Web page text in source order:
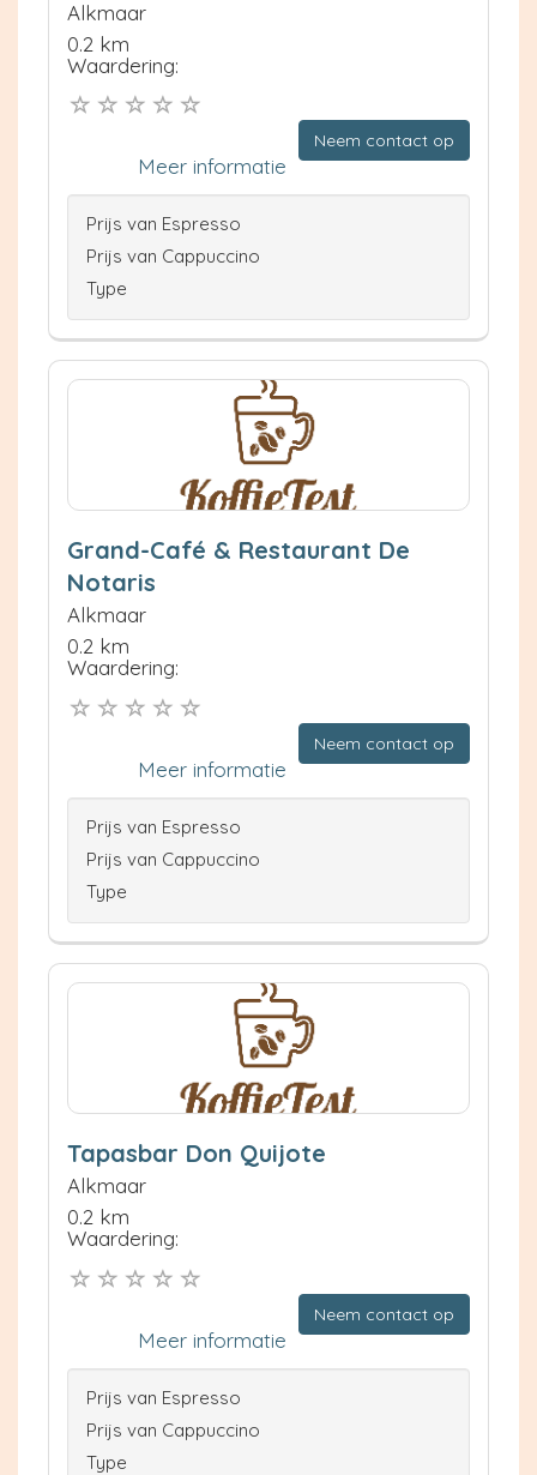
Alkmaar
0.2 km
Waardering:
Neem contact op
Meer informatie
Prijs van Espresso
Prijs van Cappuccino
Type
Grand-Café & Restaurant De
Notaris
Alkmaar
0.2 km
Waardering:
Neem contact op
Meer informatie
Prijs van Espresso
Prijs van Cappuccino
Type
Tapasbar Don Quijote
Alkmaar
0.2 km
Waardering:
Neem contact op
Meer informatie
Prijs van Espresso
Prijs van Cappuccino
Type